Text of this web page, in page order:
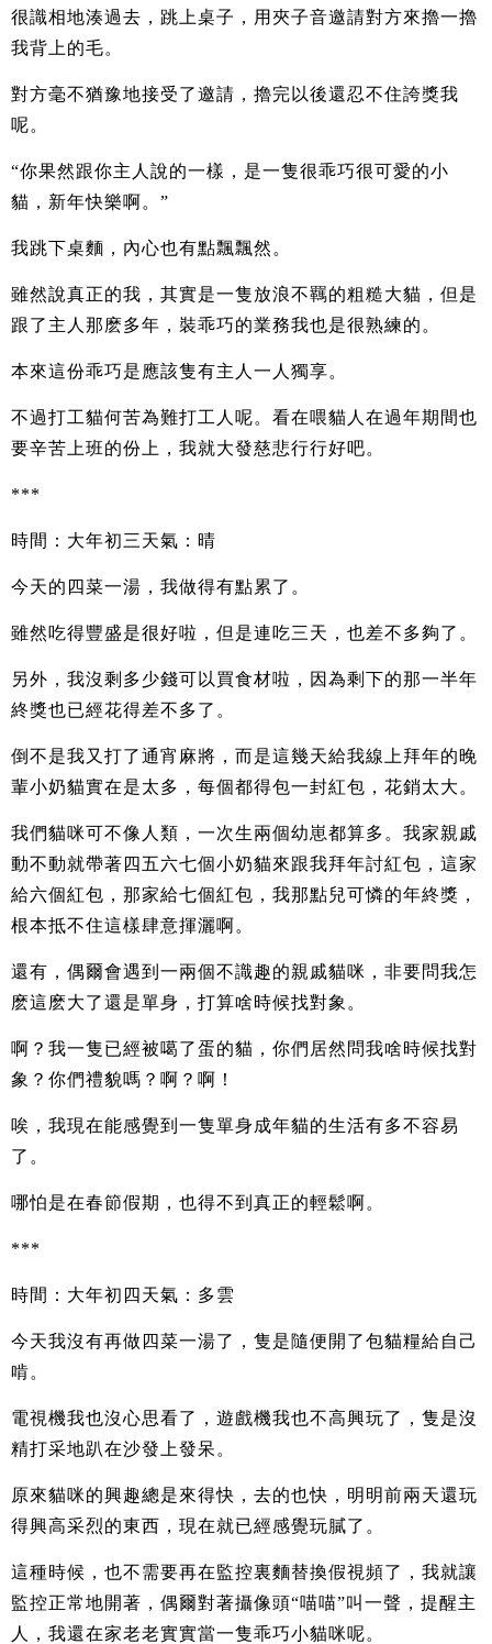
很識相地湊過去，跳上桌子，用夾子音邀請對方來擼一擼
我背上的毛。
對方毫不猶豫地接受了邀請，擼完以後還忍不住誇獎我
呢。
“你果然跟你主人說的一樣，是一隻很乖巧很可愛的小
貓，新年快樂啊。”
我跳下桌麵，內心也有點飄飄然。
雖然說真正的我，其實是一隻放浪不羈的粗糙大貓，但是
跟了主人那麽多年，裝乖巧的業務我也是很熟練的。
本來這份乖巧是應該隻有主人一人獨享。
不過打工貓何苦為難打工人呢。看在喂貓人在過年期間也
要辛苦上班的份上，我就大發慈悲行行好吧。
***
時間：大年初三天氣：晴
今天的四菜一湯，我做得有點累了。
雖然吃得豐盛是很好啦，但是連吃三天，也差不多夠了。
另外，我沒剩多少錢可以買食材啦，因為剩下的那一半年
終獎也已經花得差不多了。
倒不是我又打了通宵麻將，而是這幾天給我線上拜年的晚
輩小奶貓實在是太多，每個都得包一封紅包，花銷太大。
我們貓咪可不像人類，一次生兩個幼崽都算多。我家親戚
動不動就帶著四五六七個小奶貓來跟我拜年討紅包，這家
給六個紅包，那家給七個紅包，我那點兒可憐的年終獎，
根本抵不住這樣肆意揮灑啊。
還有，偶爾會遇到一兩個不識趣的親戚貓咪，非要問我怎
麽這麽大了還是單身，打算啥時候找對象。
啊？我一隻已經被噶了蛋的貓，你們居然問我啥時候找對
象？你們禮貌嗎？啊？啊！
唉，我現在能感覺到一隻單身成年貓的生活有多不容易
了。
哪怕是在春節假期，也得不到真正的輕鬆啊。
***
時間：大年初四天氣：多雲
今天我沒有再做四菜一湯了，隻是隨便開了包貓糧給自己
啃。
電視機我也沒心思看了，遊戲機我也不高興玩了，隻是沒
精打采地趴在沙發上發呆。
原來貓咪的興趣總是來得快，去的也快，明明前兩天還玩
得興高采烈的東西，現在就已經感覺玩膩了。
這種時候，也不需要再在監控裏麵替換假視頻了，我就讓
監控正常地開著，偶爾對著攝像頭“喵喵”叫一聲，提醒主
人，我還在家老老實實當一隻乖巧小貓咪呢。